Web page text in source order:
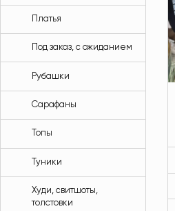
Платья
Под заказ, с ожиданием
Рубашки
Сарафаны
Топы
Туники
Худи, свитшоты,
толстовки